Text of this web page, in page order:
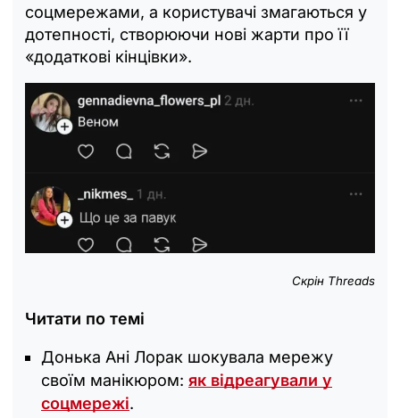
соцмережами, а користувачі змагаються у
дотепності, створюючи нові жарти про її
«додаткові кінцівки».
Скрін Threads
Читати по темі
Донька Ані Лорак шокувала мережу
своїм манікюром: як відреагували у
соцмережі.